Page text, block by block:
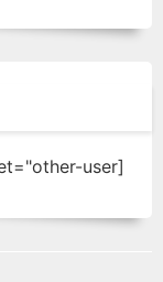
[xyz-ips snippet="other-user"]